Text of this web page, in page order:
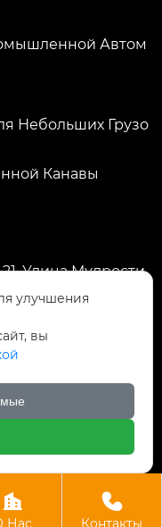
Автом
Небольших Грузо
Канавы
Улица Мудрости,
Хуэйшань,
Уси Футао

Нас

Контакты
улучшения
вы